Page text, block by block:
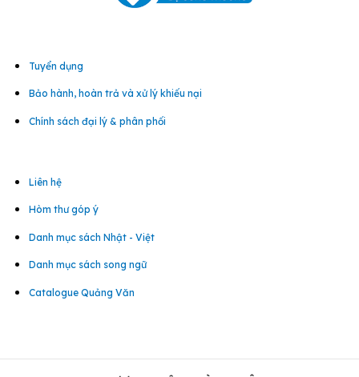
Tuyển dụng
Bảo hành, hoàn trả và xử lý khiếu nại
Chính sách đại lý & phân phối
Liên hệ
Hòm thư góp ý
Danh mục sách Nhật - Việt
Danh mục sách song ngữ
Catalogue Quảng Văn